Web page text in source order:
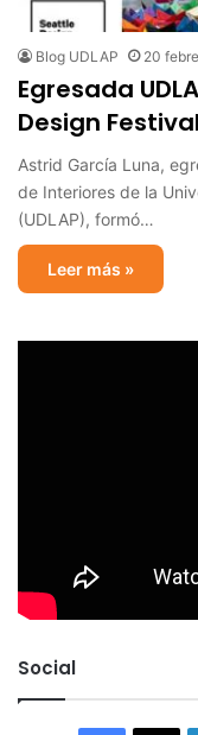
Blog UDLAP 20
Egresada
Design Festival
Astrid García Luna,
de Interiores de la
(UDLAP), formó…
Leer más »
Social